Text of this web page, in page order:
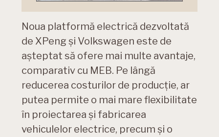
Noua platformă electrică dezvoltată
de XPeng și Volkswagen este de
așteptat să ofere mai multe avantaje,
comparativ cu MEB. Pe lângă
reducerea costurilor de producție, ar
putea permite o mai mare flexibilitate
în proiectarea și fabricarea
vehiculelor electrice, precum și o